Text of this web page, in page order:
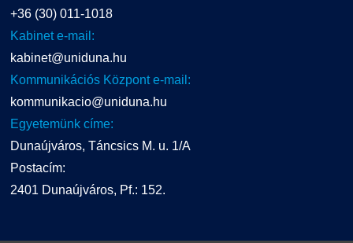
+36 (30) 011-1018
Kabinet e-mail:
kabinet@uniduna.hu
Kommunikációs Központ e-mail:
kommunikacio@uniduna.hu
Egyetemünk címe:
Dunaújváros, Táncsics M. u. 1/A
Postacím:
2401 Dunaújváros, Pf.: 152.